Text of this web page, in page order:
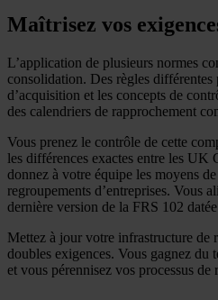
Maîtrisez vos
L’application de plusieurs normes
consolidation. Des règles
d’acquisition et les concepts de
des calendriers de rapprochement
Vous prenez le contrôle de cette
les différences exactes entre les
donnez à votre équipe les moyens
regroupements d’entreprises. Vous
dernière version de la FRS 102
Mettez à jour votre infrastructure de
doubles exigences. Vous gagnez du
et vous pérennisez vos processus de